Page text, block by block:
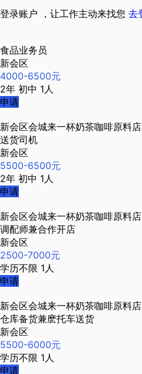
登录账户 ，让工作主动来找您 去
食品业务员
新会区
4000-6500元
2年 初中 1人
申请
新会区会城来一杯奶茶咖啡原料店
送货司机
新会区
5500-6500元
2年 初中 1人
申请
新会区会城来一杯奶茶咖啡原料店
调配师兼合作开店
新会区
2500-7000元
学历不限 1人
申请
新会区会城来一杯奶茶咖啡原料店
仓库备货兼麽托车送货
新会区
5500-6000元
学历不限 1人
申请